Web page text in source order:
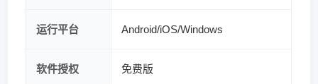
运行平台 Android/iOS/Windows
软件授权 免费版